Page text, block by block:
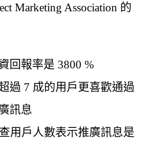
Marketing Association 的
回報率是 3800 %
過 7 成的用戶更喜歡通過
訊息
用戶人數表示推廣訊息是